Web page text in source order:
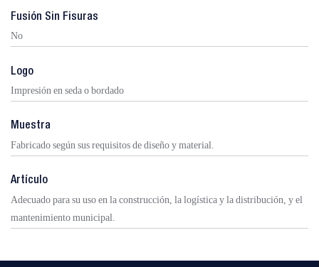
Fusión Sin Fisuras
No
Logo
Impresión en seda o bordado
Muestra
Fabricado según sus requisitos de diseño y material.
Artículo
Adecuado para su uso en la construcción, la logística y la distribución, y el
mantenimiento municipal.